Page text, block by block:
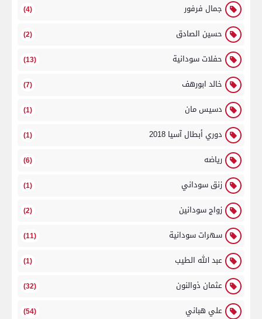
جمال فرفور (4)
حسين الصادق (2)
حفلات سودانية (13)
خالد ابورهف (7)
دسيس مان (1)
دوري أبطال آسيا 2018 (1)
رياضه (6)
زنق سوداني (1)
زواج سودانين (2)
سهرات سودانية (11)
عبد الله الطيب (1)
عثمان ذوالنون (32)
علي هباني (54)